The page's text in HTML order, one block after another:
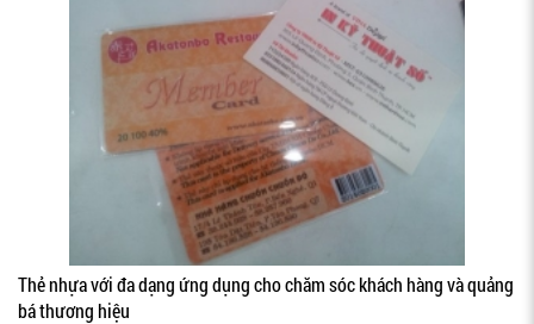
Thẻ nhựa với đa dạng ứng dụng cho chăm sóc khách hàng và quảng
bá thương hiệu